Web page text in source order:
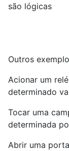
são lógicas
Outros
Acionar um
determinado
Tocar uma
determinada
Abrir uma